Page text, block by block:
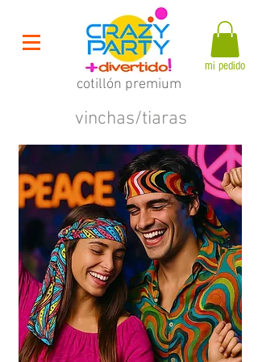
mi pedido
cotillón premium
vinchas/tiaras